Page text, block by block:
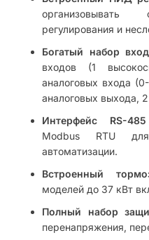
организовывать
регулирования и
Богатый набор
входов (1
аналоговых входа
аналоговых выхода,
Интерфейс RS-485
Modbus RTU
автоматизации.
Встроенный
моделей до 37 кВт
Полный набор
перенапряжения,